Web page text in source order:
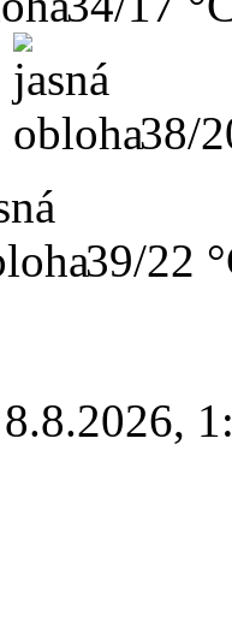
38/
39/22
8.8.2026,